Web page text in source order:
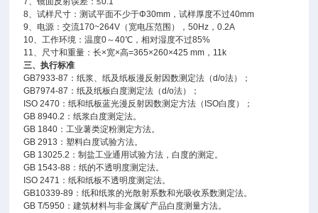
8、试样尺寸：测试平面不少于Φ30mm，试样厚度不过40mm
9、电源：交流170~264V（宽电压范围），50Hz，0.2A
10、工作环境：温度0～40℃，相对湿度不过85%
11、尺寸和重量：长×宽×高=365×260×425 mm，11k
三、执行标准
GB7933-87：纸浆、纸及纸板漫反射因数测定法（d/o法）；
GB7974-87：纸及纸板白度测定法（d/o法）；
ISO 2470：纸和纸板蓝光漫反射因数测定方法（ISO白度）；
GB 8940.2：纸浆白度测定法。
GB 1840：工业薯类淀粉测定方法。
GB 2913：塑料白度试验方法。
GB 13025.2：制盐工业通用试验方法，白度的测定。
GB 1543-88：纸的不透明度测定法。
ISO 2471：纸和纸板不透明度测定法。
GB10339-89：纸和纸浆的光散射系数和光吸收系数测定法。
GB T/5950：建筑材料与非金属矿产品白度测量方法。